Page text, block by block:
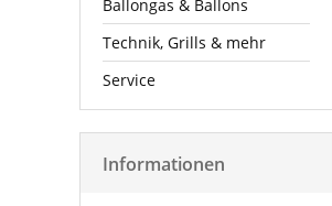
Ballongas & Ballons
Technik, Grills & mehr
Service
Informationen